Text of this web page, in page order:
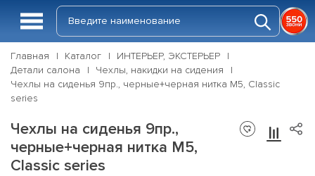
Главная Каталог
ИНТЕРЬЕР, ЭКСТЕРЬЕР
Детали салона
Чехлы, накидки на сидения
Чехлы на сиденья 9пр., черные+черная нитка М5, Classic
series
Чехлы на сиденья 9пр.,
черные+черная нитка М5,
Classic series